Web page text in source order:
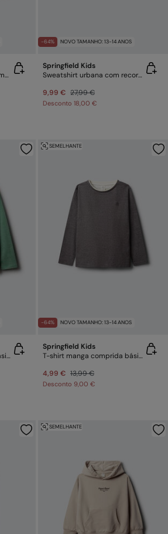
Camisola color block para menino
-64% NOVO TAMANHO: 13-14 ANOS
Springfield Kids
Sweatshirt urbana com recortes e costuras para menino
9,99 € 27,99 €
Desconto 18,00 €
T-shirt manga comprida básica para menino
-64% NOVO TAMANHO: 13-14 ANOS
SEMELHANTE
Springfield Kids
T-shirt manga comprida básica para menino
4,99 € 13,99 €
Desconto 9,00 €
SEMELHANTE